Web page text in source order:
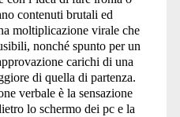
contenuti brutali ed
moltiplicazione virale che
nonché spunto per un
carichi di una
di quella di partenza.
verbale è la sensazione
lo schermo dei pc e la